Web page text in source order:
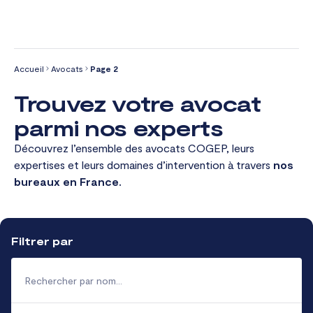
Accueil Avocats Page 2
Trouvez votre avocat
parmi nos experts
Découvrez l’ensemble des avocats COGEP, leurs
expertises et leurs domaines d’intervention à travers nos
bureaux en France.
Filtrer par
Rechercher
nom
Filtrer